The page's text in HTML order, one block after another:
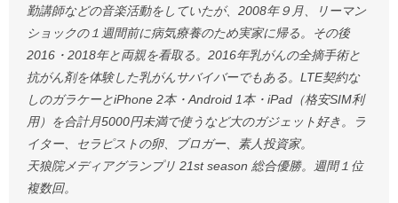
勤講師などの音楽活動をしていたが、2008年９月、リーマン
ショックの１週間前に病気療養のため実家に帰る。その後
2016・2018年と両親を看取る。2016年乳がんの全摘手術と
抗がん剤を体験した乳がんサバイバーでもある。LTE契約な
しのガラケーとiPhone 2本・Android 1本・iPad（格安SIM利
用）を合計月5000円未満で使うなど大のガジェット好き。ラ
イター、セラピストの卵、ブロガー、素人投資家。
天狼院メディアグランプリ 21st season 総合優勝。週間１位
複数回。